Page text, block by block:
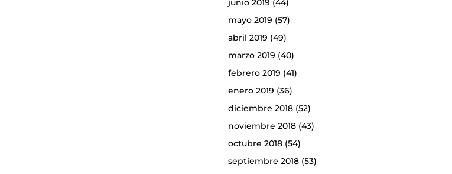
junio 2019 (44)
mayo 2019 (57)
abril 2019 (49)
marzo 2019 (40)
febrero 2019 (41)
enero 2019 (36)
diciembre 2018(52)
noviembre 2018(43)
octubre 2018(54)
septiembre 2018(53)